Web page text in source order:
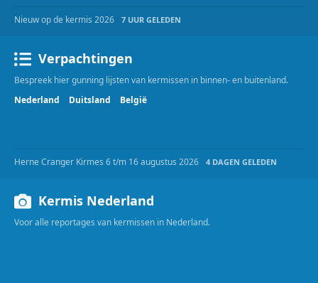
Nieuw op de kermis 2026 7 UUR GELEDEN
Verpachtingen
Bespreek hier gunning lijsten van kermissen in binnen- en buitenland.
Nederland
Duitsland België
Herne Cranger Kirmes 6 t/m 16 augustus 2026 4 DAGEN GELEDEN
Kermis Nederland
Voor alle reportages van kermissen in Nederland.